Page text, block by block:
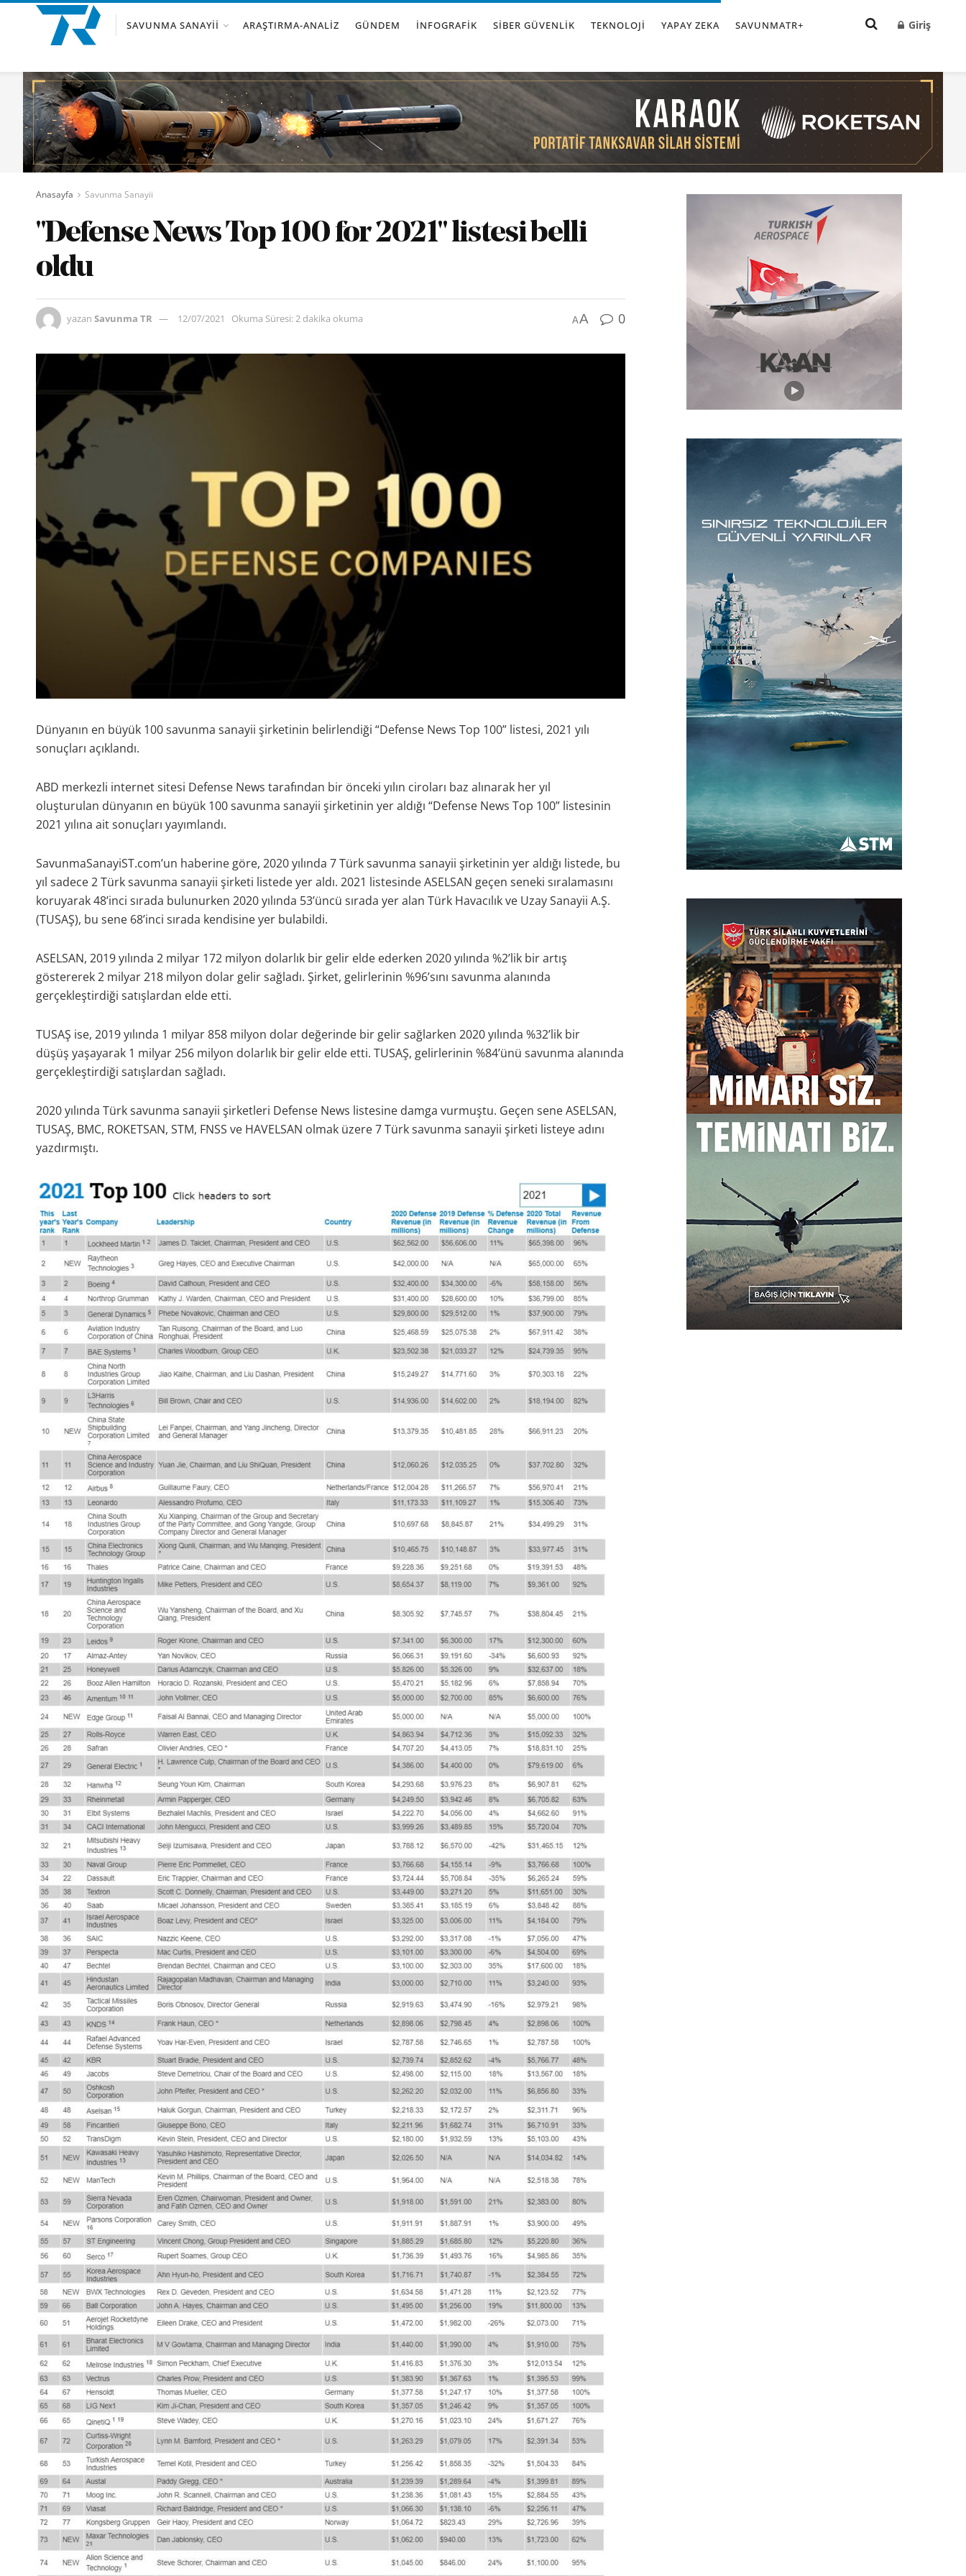
SAVUNMA SANAYII ARAŞTIRMA-ANALIZ GÜNDEM İNFOGRAFIK SIBER GÜVENLIK TEKNOLOJI YAPAY ZEKA SAVUNMATR+ Giriş
Anasayfa Savunma Sanayii
"Defense News Top 100 for 2021" listesi belli
oldu
yazan Savunma TR 12/07/2021 Okuma Süresi: 2 dakika okuma AA 0
Dünyanın en büyük 100 savunma sanayii şirketinin belirlendiği “Defense News Top 100” listesi, 2021 yılı
sonuçları açıklandı.
ABD merkezli internet sitesi Defense News tarafından bir önceki yılın ciroları baz alınarak her yıl
oluşturulan dünyanın en büyük 100 savunma sanayii şirketinin yer aldığı “Defense News Top 100” listesinin
2021 yılına ait sonuçları yayımlandı.
SavunmaSanayiST.com’un haberine göre, 2020 yılında 7 Türk savunma sanayii şirketinin yer aldığı listede, bu
yıl sadece 2 Türk savunma sanayii şirketi listede yer aldı. 2021 listesinde ASELSAN geçen seneki sıralamasını
koruyarak 48’inci sırada bulunurken 2020 yılında 53’üncü sırada yer alan Türk Havacılık ve Uzay Sanayii A.Ş.
(TUSAŞ), bu sene 68’inci sırada kendisine yer bulabildi.
ASELSAN, 2019 yılında 2 milyar 172 milyon dolarlık bir gelir elde ederken 2020 yılında %2’lik bir artış
göstererek 2 milyar 218 milyon dolar gelir sağladı. Şirket, gelirlerinin %96’sını savunma alanında
gerçekleştirdiği satışlardan elde etti.
TUSAŞ ise, 2019 yılında 1 milyar 858 milyon dolar değerinde bir gelir sağlarken 2020 yılında %32’lik bir
düşüş yaşayarak 1 milyar 256 milyon dolarlık bir gelir elde etti. TUSAŞ, gelirlerinin %84’ünü savunma alanında
gerçekleştirdiği satışlardan sağladı.
2020 yılında Türk savunma sanayii şirketleri Defense News listesine damga vurmuştu. Geçen sene ASELSAN,
TUSAŞ, BMC, ROKETSAN, STM, FNSS ve HAVELSAN olmak üzere 7 Türk savunma sanayii şirketi listeye adını
yazdırmıştı.